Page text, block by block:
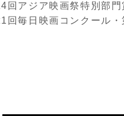
回アジア映画祭特別部門
回毎日映画コンクール・